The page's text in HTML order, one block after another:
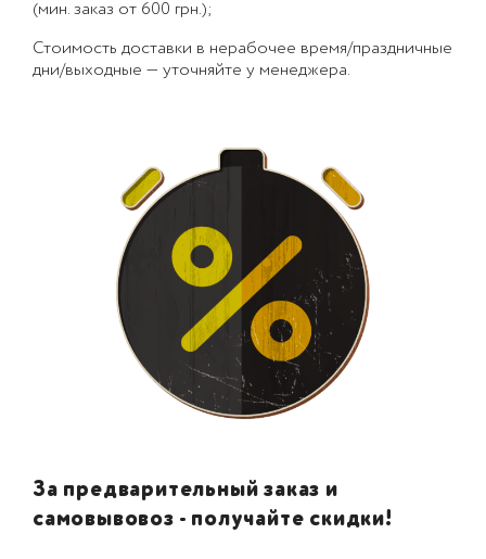
(мин. заказ от 600 грн.);
Стоимость доставки в нерабочее время/праздничные
дни/выходные — уточняйте у менеджера.
За предварительный заказ и
самовывовоз - получайте скидки!